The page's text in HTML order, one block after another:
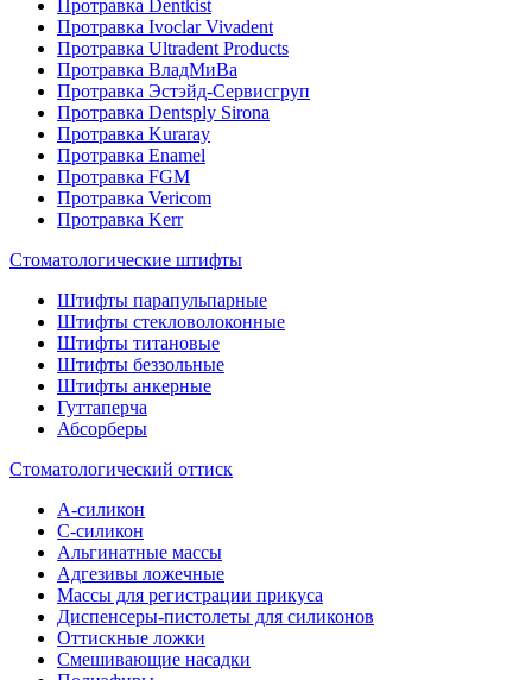
Протравка Dentkist
Протравка Ivoclar Vivadent
Протравка Ultradent Products
Протравка ВладМиВа
Протравка Эстэйд-Сервисгруп
Протравка Dentsply Sirona
Протравка Kuraray
Протравка Enamel
Протравка FGM
Протравка Vericom
Протравка Kerr
Стоматологические штифты
Штифты парапульпарные
Штифты стекловолоконные
Штифты титановые
Штифты беззольные
Штифты анкерные
Гуттаперча
Абсорберы
Стоматологический оттиск
А-силикон
C-силикон
Альгинатные массы
Адгезивы ложечные
Массы для регистрации прикуса
Диспенсеры-пистолеты для силиконов
Оттискные ложки
Смешивающие насадки